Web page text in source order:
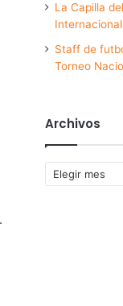
La Capilla
Staff de
Torneo
Archivos
Archivos